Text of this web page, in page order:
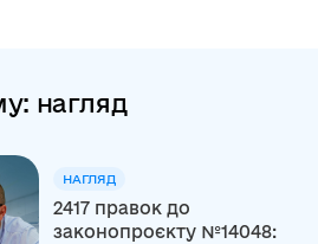
нагляд
НАГЛЯД
2417 правок до
законопроєкту №14048: